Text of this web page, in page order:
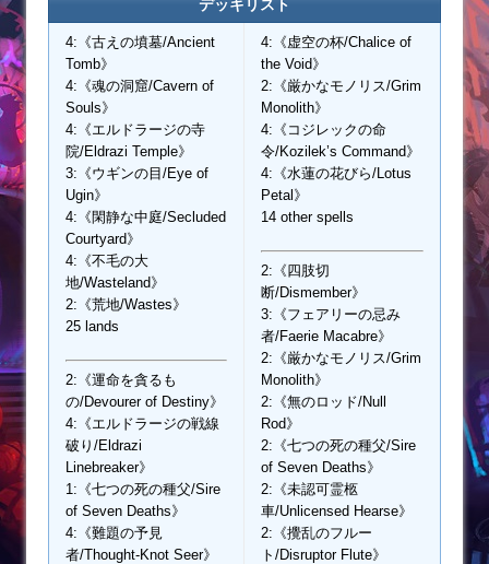
デッキリスト
4:《古えの墳墓/Ancient
Tomb》
4:《魂の洞窟/Cavern of
Souls》
4:《エルドラージの寺
院/Eldrazi Temple》
3:《ウギンの目/Eye of
Ugin》
4:《閑静な中庭/Secluded
Courtyard》
4:《不毛の大
地/Wasteland》
2:《荒地/Wastes》
25 lands
2:《運命を貪るも
の/Devourer of Destiny》
4:《エルドラージの戦線
破り/Eldrazi
Linebreaker》
1:《七つの死の種父/Sire
of Seven Deaths》
4:《難題の予見
者/Thought-Knot Seer》
4:《虚空の杯/Chalice of
the Void》
2:《厳かなモノリス/Grim
Monolith》
4:《コジレックの命
令/Kozilek’s Command》
4:《水蓮の花びら/Lotus
Petal》
14 other spells
2:《四肢切
断/Dismember》
3:《フェアリーの忌み
者/Faerie Macabre》
2:《厳かなモノリス/Grim
Monolith》
2:《無のロッド/Null
Rod》
2:《七つの死の種父/Sire
of Seven Deaths》
2:《未認可霊柩
車/Unlicensed Hearse》
2:《攪乱のフルー
ト/Disruptor Flute》